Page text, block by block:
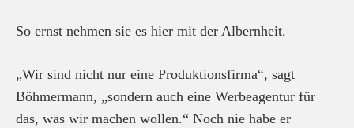
So ernst nehmen sie es hier mit der Albernheit.
„Wir sind nicht nur eine Produktionsfirma“, sagt
Böhmermann, „sondern auch eine Werbeagentur für
das, was wir machen wollen.“ Noch nie habe er